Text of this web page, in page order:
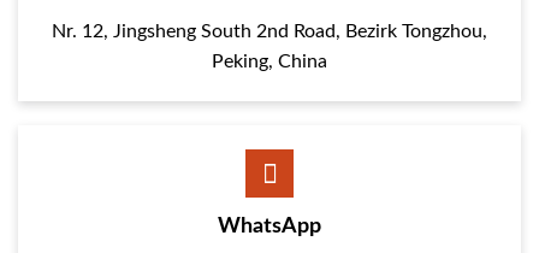
Nr. 12, Jingsheng South 2nd Road, Bezirk Tongzhou,
Peking, China
WhatsApp